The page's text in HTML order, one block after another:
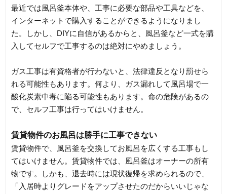
最近では風呂釜本体や、工事に必要な部品や工具などを、
インターネットで購入することができるようになりまし
た。しかし、DIYに自信があるからと、風呂釜など一式を購
入してセルフで工事するのは絶対にやめましょう。
ガス工事は有資格者が行わないと、法律違反となり罰せら
れる可能性もあります。何より、ガス漏れして風呂場で一
酸化炭素中毒に陥る可能性もあります。命の危険があるの
で、セルフ工事は行ってはいけません。
賃貸物件のお風呂は勝手に工事できない
賃貸物件で、風呂釜を交換してお風呂を広くする工事もし
てはいけません。賃貸物件では、風呂釜はオーナーの所有
物です。しかも、退去時には現状復帰を求められるので、
「入居時よりグレードをアップさせたのだからいいじゃな